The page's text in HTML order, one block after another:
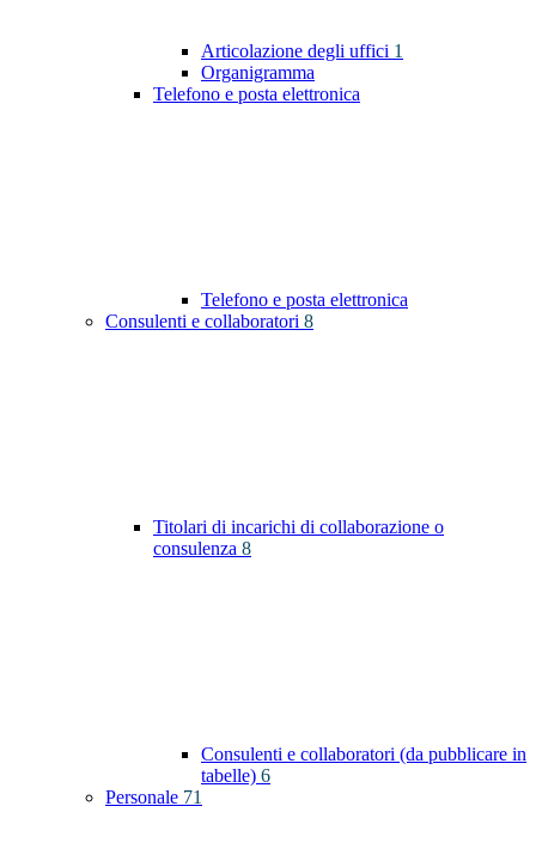
Articolazione degli uffici 1
Organigramma
Telefono e posta elettronica
Telefono e posta elettronica
Consulenti e collaboratori 8
Titolari di incarichi di collaborazione o
consulenza 8
Consulenti e collaboratori (da pubblicare in
tabelle) 6
Personale 71